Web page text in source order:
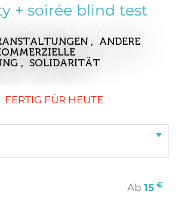
+ soirée blind test
, ANDERE
, SOLIDARITÄT
FERTIG FÜR HEUTE
Ab 15 €